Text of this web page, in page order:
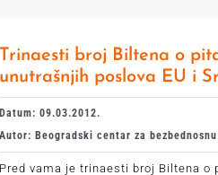
Trinaesti broj Biltena o
unutrašnjih poslova EU i
Datum: 09.03.2012.
Autor: Beogradski centar za
Pred vama je trinaesti broj Biltena o